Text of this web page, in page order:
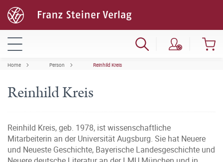
Home Person Reinhild Kreis
Reinhild Kreis
Reinhild Kreis, geb. 1978, ist wissenschaftliche
Mitarbeiterin an der Universität Augsburg. Sie hat Neuere
und Neueste Geschichte, Bayerische Landesgeschichte und